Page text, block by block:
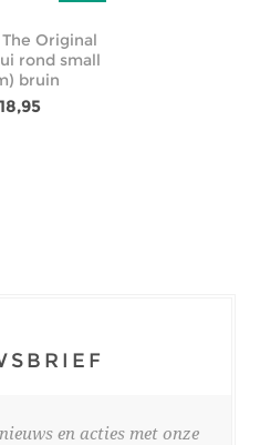
Original
rond small
bruin
en acties met onze